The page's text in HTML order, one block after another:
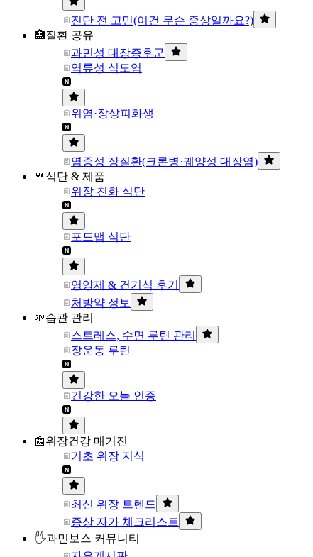
진단 전 고민(이건 무슨 증상일까요?)
🏥질환 공유
과민성 대장증후군
역류성 식도염
위염·장상피화생
염증성 장질환(크론병·궤양성 대장염)
🍴식단 & 제품
위장 친화 식단
포드맵 식단
영양제 & 건기식 후기
처방약 정보
🌱습관 관리
스트레스, 수면 루틴 관리
장운동 루틴
건강한 오늘 인증
📰위장건강 매거진
기초 위장 지식
최신 위장 트렌드
증상 자가 체크리스트
🖐과민보스 커뮤니티